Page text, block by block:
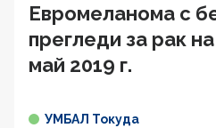
Евромеланома с
прегледи за рак
май 2019 г.
УМБАЛ Токуда